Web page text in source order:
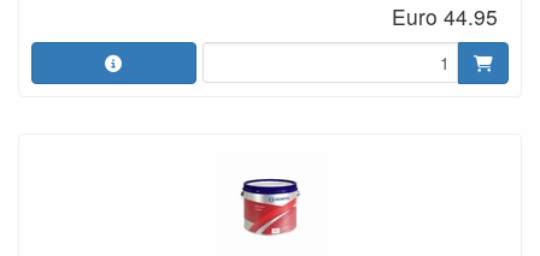
Euro 44.95